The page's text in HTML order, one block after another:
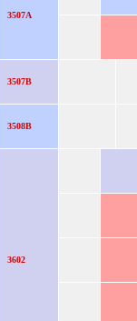
3507A
3507B
3508B
3602